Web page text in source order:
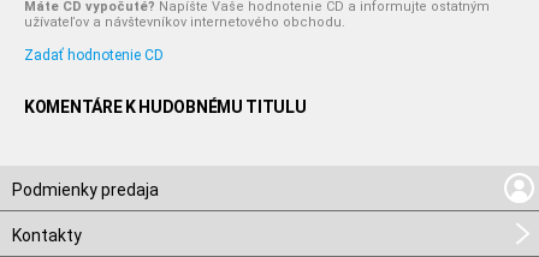
Máte CD vypočuté? Napíšte Vaše hodnotenie CD a informujte ostatným
užívateľov a návštevníkov internetového obchodu.
Zadať hodnotenie CD
KOMENTÁRE K HUDOBNÉMU TITULU
Podmienky predaja
Kontakty